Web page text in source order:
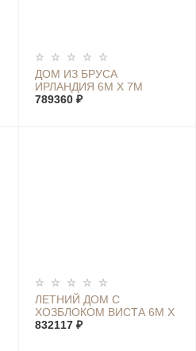
ДОМ ИЗ БРУСА
ИРЛАНДИЯ 6М Х 7М
789360 ₽
ЛЕТНИЙ ДОМ С
ХОЗБЛОКОМ ВИСТА 6М Х
7,4М
832117 ₽